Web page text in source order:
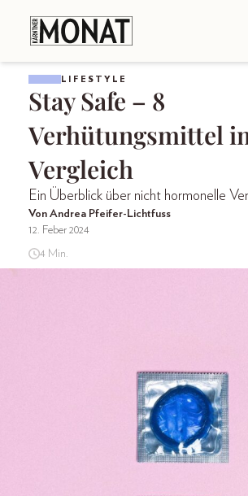
LIFESTYLE
Stay Safe – 8
Verhütungsmittel
Vergleich
Ein Überblick über nicht hormonelle
Von Andrea Pfeifer-Lichtfuss
12. Feber 2024
4 Min.